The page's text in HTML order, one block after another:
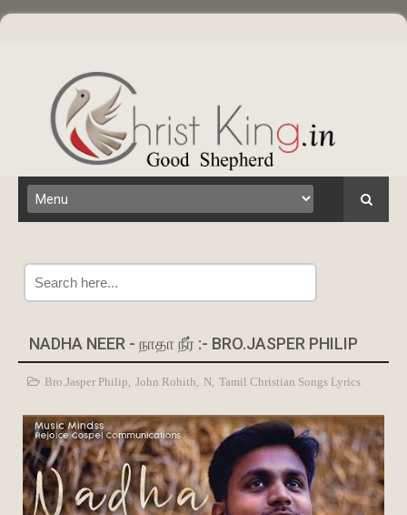
NADHA NEER - நாதா நீர் :- BRO.JASPER PHILIP
Bro.Jasper Philip, John Rohith, N, Tamil Christian Songs Lyrics